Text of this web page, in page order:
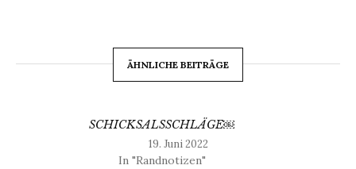
ÄHNLICHE BEITRÄGE
SCHICKSALSSCHLÄGE￼
19. Juni 2022
In "Randnotizen"